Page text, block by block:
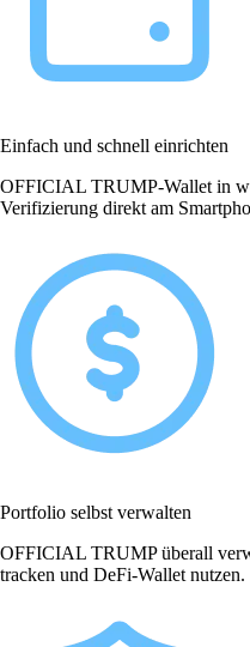
Einfach und schnell einrichten
OFFICIAL TRUMP-Wallet in
Verifizierung direkt am
Portfolio selbst verwalten
OFFICIAL TRUMP überall
tracken und DeFi-Wallet nutzen.